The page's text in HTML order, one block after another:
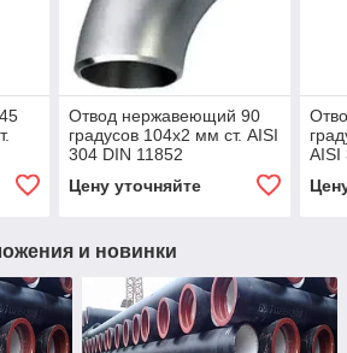
Отвод нержавеющий 90
градусов 104х2 мм ст. AISI
304 DIN 11852
Цену уточняйте
AISI
и новинки